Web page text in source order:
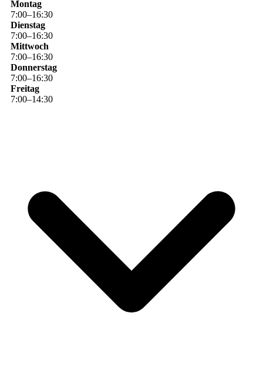
Montag
7:00–16:30
Dienstag
7:00–16:30
Mittwoch
7:00–16:30
Donnerstag
7:00–16:30
Freitag
7:00–14:30